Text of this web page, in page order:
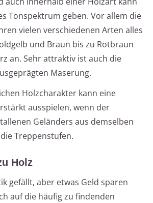
Tonspektrum geben. Vor allem die
vielen verschiedenen Arten alles
und Braun bis zu Rotbraun
an. Sehr attraktiv ist auch die
Maserung.
Holzcharakter kann eine
ausspielen, wenn der
Geländers aus demselben
Treppenstufen.
Holz
gefällt, aber etwas Geld sparen
auf die häufig zu findenden